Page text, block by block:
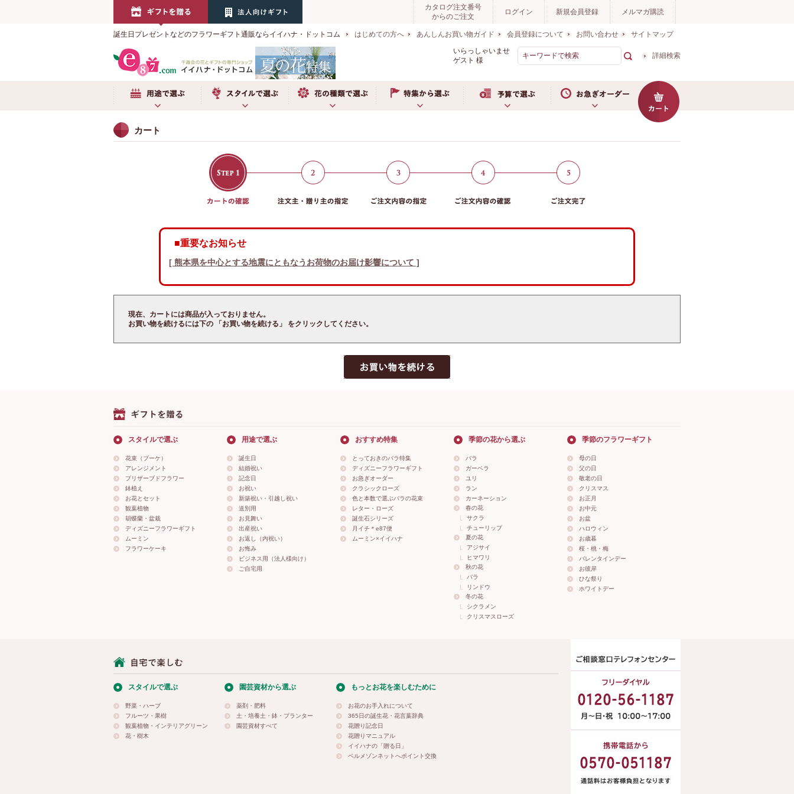
カタログ注文番号
からのご注文
ログイン 新規会員登録 メルマガ購読
誕生日プレゼントなどのフラワーギフト通販ならイイハナ・ドットコム はじめての方へ あんしんお買い物ガイド 会員登録について お問い合わせ
サイトマップ
いらっしゃいませ
ゲスト 様
詳細検索
カート
■重要なお知らせ
[ 熊本県を中心とする地震にともなうお荷物のお届け影響について ]
現在、カートには商品が入っておりません。
お買い物を続けるには下の 「お買い物を続ける」 をクリックしてください。
スタイルで選ぶ
花束（ブーケ）
アレンジメント
プリザーブドフラワー
鉢植え
お花とセット
観葉植物
胡蝶蘭・盆栽
ディズニーフラワーギフト
ムーミン
フラワーケーキ
用途で選ぶ
誕生日
結婚祝い
記念日
お祝い
新築祝い・引越し祝い
送別用
お見舞い
出産祝い
お返し（内祝い）
お悔み
ビジネス用（法人様向け）
ご自宅用
おすすめ特集
とっておきのバラ特集
ディズニーフラワーギフト
お急ぎオーダー
クラシックローズ
色と本数で選ぶバラの花束
レター・ローズ
誕生石シリーズ
月イチ＊e87便
ムーミン×イイハナ
季節の花から選ぶ
バラ
ガーベラ
ユリ
ラン
カーネーション
春の花
サクラ
チューリップ
夏の花
アジサイ
ヒマワリ
秋の花
バラ
リンドウ
冬の花
シクラメン
クリスマスローズ
季節のフラワーギフト
母の日
父の日
敬老の日
クリスマス
お正月
お中元
お盆
ハロウィン
お歳暮
桜・桃・梅
バレンタインデー
お彼岸
ひな祭り
ホワイトデー
スタイルで選ぶ
野菜・ハーブ
フルーツ・果樹
観葉植物・インテリアグリーン
花・樹木
園芸資材から選ぶ
薬剤・肥料
土・培養土・鉢・プランター
園芸資材すべて
もっとお花を楽しむために
お花のお手入れについて
365日の誕生花・花言葉辞典
花贈り記念日
花贈りマニュアル
イイハナの「贈る日」
ベルメゾンネットへポイント交換